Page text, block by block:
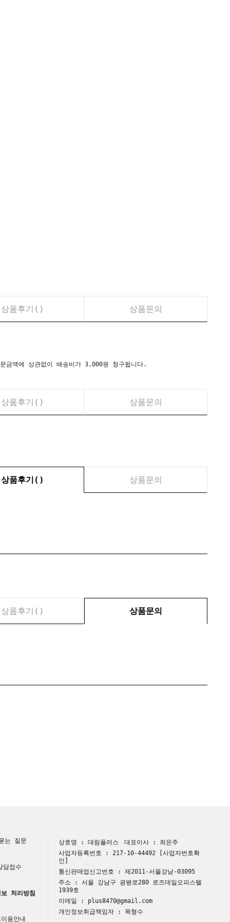
상품후기( ) 상품문의
에 상관없이 배송비가 3,000원 청구됩니다.
상품후기( ) 상품문의
상품후기( ) 상품문의
상품후기( ) 상품문의
는 질문
담접수
보 처리방침
용안내
상호명 : 대림플러스
대표이사 : 최은주
사업자등록번호 : 217-10-44492
[사업자번호확
인]
통신판매업신고번호 : 제2011-서울강남-03095
주소 : 서울 강남구 광평로280 로즈데일오피스텔
1939호
이메일 : plus8470@gmail.com
개인정보취급책임자 : 목형수